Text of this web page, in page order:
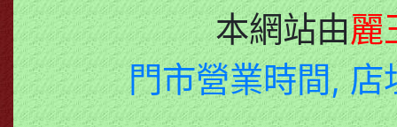
本網站由麗
門市營業時間,